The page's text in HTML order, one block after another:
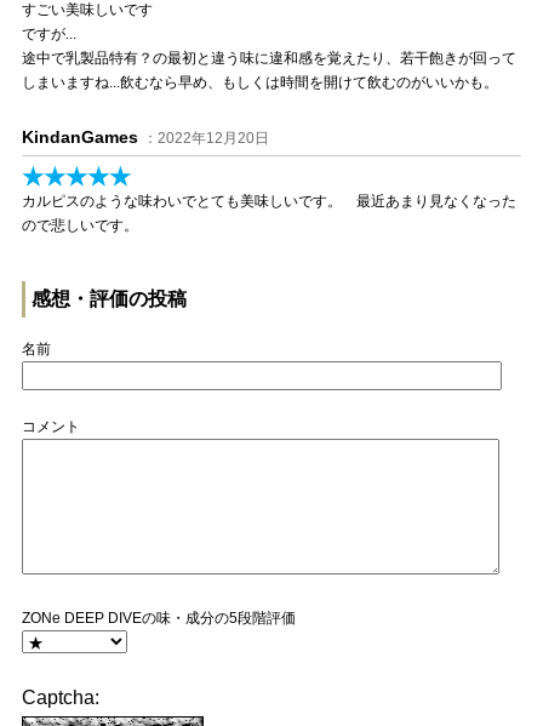
すごい美味しいです
ですが...
途中で乳製品特有？の最初と違う味に違和感を覚えたり、若干飽きが回って
しまいますね...飲むなら早め、もしくは時間を開けて飲むのがいいかも。
KindanGames ：2022年12月20日
★★★★★
カルピスのような味わいでとても美味しいです。 最近あまり見なくなった
ので悲しいです。
感想・評価の投稿
名前
コメント
ZONe DEEP DIVEの味・成分の5段階評価
Captcha: